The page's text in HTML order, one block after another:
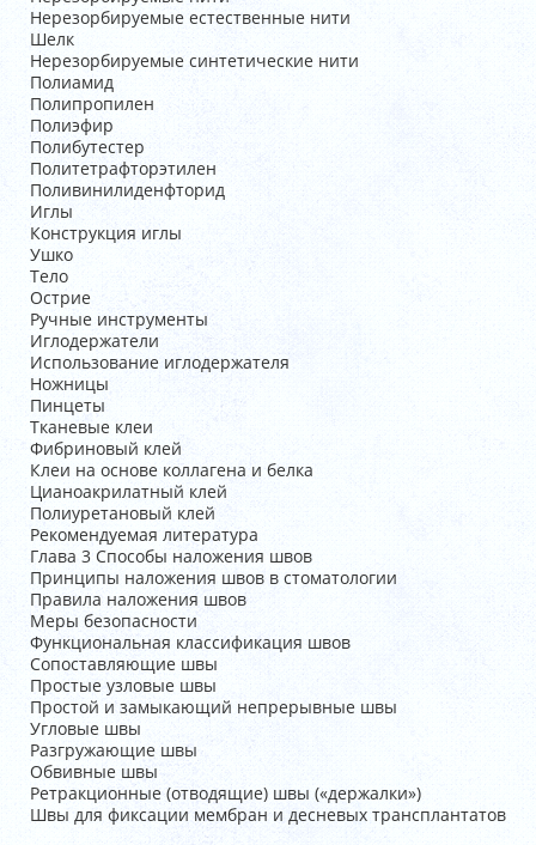
Нерезорбируемые естественные нити
Шелк
Нерезорбируемые синтетические нити
Полиамид
Полипропилен
Полиэфир
Полибутестер
Политетрафторэтилен
Поливинилиденфторид
Иглы
Конструкция иглы
Ушко
Тело
Острие
Ручные инструменты
Иглодержатели
Использование иглодержателя
Ножницы
Пинцеты
Тканевые клеи
Фибриновый клей
Клеи на основе коллагена и белка
Цианоакрилатный клей
Полиуретановый клей
Рекомендуемая литература
Глава 3 Способы наложения швов
Принципы наложения швов в стоматологии
Правила наложения швов
Меры безопасности
Функциональная классификация швов
Сопоставляющие швы
Простые узловые швы
Простой и замыкающий непрерывные швы
Угловые швы
Разгружающие швы
Обвивные швы
Ретракционные (отводящие) швы («держалки»)
Швы для фиксации мембран и десневых трансплантатов